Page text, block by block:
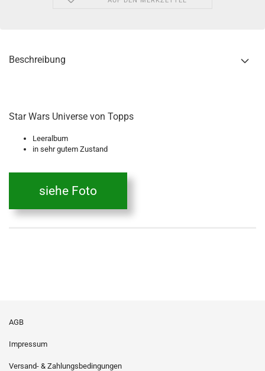
Beschreibung
Star Wars Universe von Topps
Leeralbum
in sehr gutem Zustand
siehe Foto
AGB
Impressum
Versand- & Zahlungsbedingungen